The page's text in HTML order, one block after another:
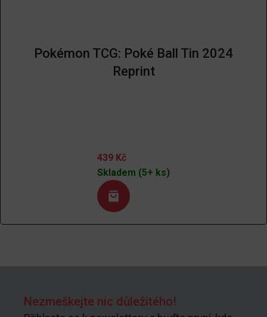
Pokémon TCG: Poké Ball Tin 2024
Reprint
439 Kč
Skladem (5+ ks)
Nezmeškejte nic důležitého!